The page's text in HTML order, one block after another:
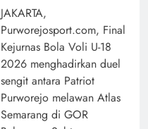
JAKARTA,
Purworejosport.com, Final
Kejurnas Bola Voli U-18
2026 menghadirkan duel
sengit antara Patriot
Purworejo melawan Atlas
Semarang di GOR